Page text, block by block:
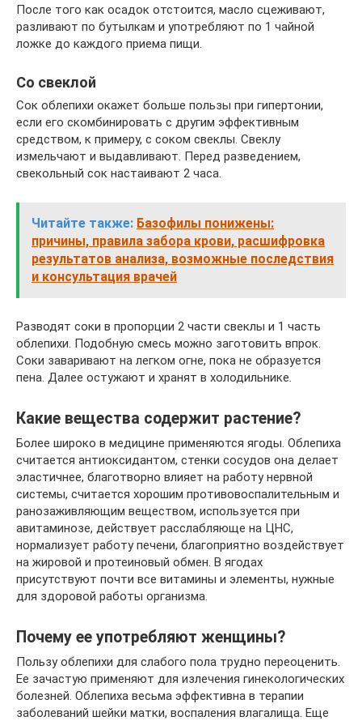
После того как осадок отстоится, масло сцеживают,
разливают по бутылкам и употребляют по 1 чайной
ложке до каждого приема пищи.
Со свеклой
Сок облепихи окажет больше пользы при гипертонии,
если его скомбинировать с другим эффективным
средством, к примеру, с соком свеклы. Свеклу
измельчают и выдавливают. Перед разведением,
свекольный сок настаивают 2 часа.
Читайте также: Базофилы понижены:
причины, правила забора крови, расшифровка
результатов анализа, возможные последствия
и консультация врачей
Разводят соки в пропорции 2 части свеклы и 1 часть
облепихи. Подобную смесь можно заготовить впрок.
Соки заваривают на легком огне, пока не образуется
пена. Далее остужают и хранят в холодильнике.
Какие вещества содержит растение?
Более широко в медицине применяются ягоды. Облепиха
считается антиоксидантом, стенки сосудов она делает
эластичнее, благотворно влияет на работу нервной
системы, считается хорошим противовоспалительным и
ранозаживляющим веществом, используется при
авитаминозе, действует расслабляюще на ЦНС,
нормализует работу печени, благоприятно воздействует
на жировой и протеиновый обмен. В ягодах
присутствуют почти все витамины и элементы, нужные
для здоровой работы организма.
Почему ее употребляют женщины?
Пользу облепихи для слабого пола трудно переоценить.
Ее зачастую применяют для излечения гинекологических
болезней. Облепиха весьма эффективна в терапии
заболеваний шейки матки, воспаления влагалища. Еще